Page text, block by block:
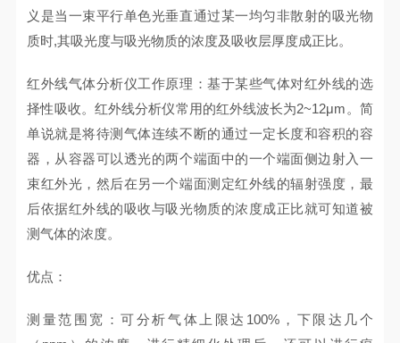
义是当一束平行单色光垂直通过某一均匀非散射的吸光物
质时,其吸光度与吸光物质的浓度及吸收层厚度成正比。
红外线气体分析仪工作原理：基于某些气体对红外线的选
择性吸收。红外线分析仪常用的红外线波长为2~12μm。简
单说就是将待测气体连续不断的通过一定长度和容积的容
器，从容器可以透光的两个端面中的一个端面侧边射入一
束红外光，然后在另一个端面测定红外线的辐射强度，最
后依据红外线的吸收与吸光物质的浓度成正比就可知道被
测气体的浓度。
优点：
测量范围宽：可分析气体上限达100%，下限达几个